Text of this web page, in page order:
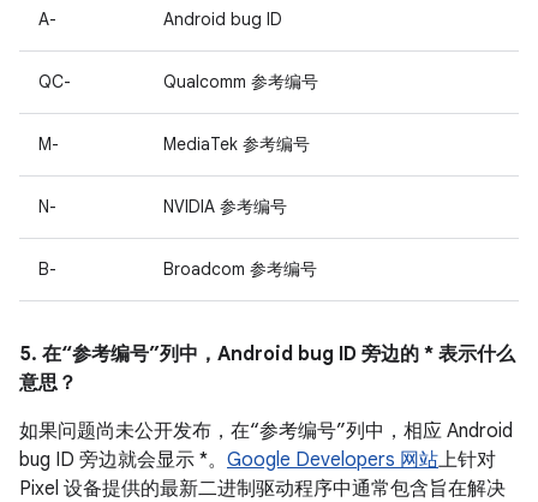
A- Android bug ID
QC- Qualcomm 参考编号
M- MediaTek 参考编号
N- NVIDIA 参考编号
B- Broadcom 参考编号
5. 在“参考编号”列中，Android bug ID 旁边的 * 表示什么
意思？
如果问题尚未公开发布，在“参考编号”列中，相应 Android
bug ID 旁边就会显示 *。 Google Developers 网站上针对
Pixel 设备提供的最新二进制驱动程序中通常包含旨在解决